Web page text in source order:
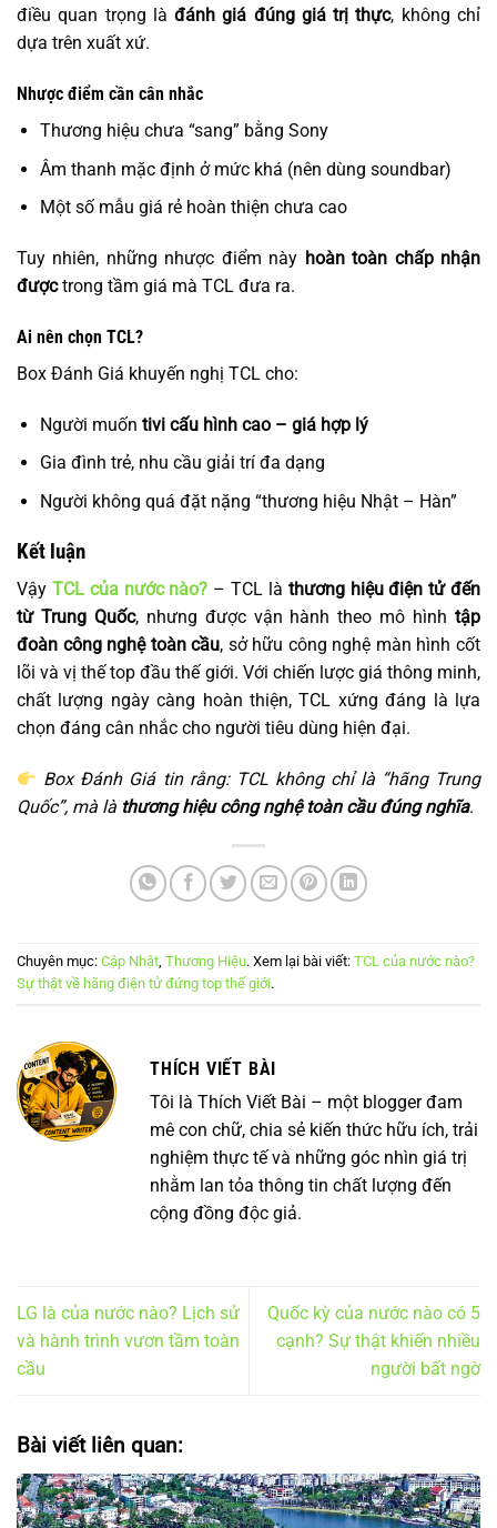
điều quan trọng làđánh giá đúng giá trị thực, không chỉ
dựa trên xuất xứ.
Nhược điểm cần cân nhắc
Thương hiệu chưa “sang” bằng Sony
Âm thanh mặc định ở mức khá (nên dùng soundbar)
Một số mẫu giá rẻ hoàn thiện chưa cao
Tuy nhiên, những nhược điểm này hoàn toàn chấp nhận
đượctrong tầm giá mà TCL đưa ra.
Ai nên chọn TCL?
Box Đánh Giá khuyến nghị TCL cho:
Người muốn tivi cấu hình cao – giá hợp lý
Gia đình trẻ, nhu cầu giải trí đa dạng
Người không quá đặt nặng “thương hiệu Nhật – Hàn”
Kết luận
Vậy TCL của nước nào? – TCL là thương hiệu điện tử đến
từ Trung Quốc, nhưng được vận hành theo mô hìnhtập
đoàn công nghệ toàn cầu, sở hữu công nghệ màn hình cốt
lõi và vị thế top đầu thế giới. Với chiến lược giá thông minh,
chất lượng ngày càng hoàn thiện, TCL xứng đáng là lựa
chọn đáng cân nhắc cho người tiêu dùng hiện đại.
Box Đánh Giá tin rằng: TCL không chỉ là “hãng Trung
Quốc”, mà là thương hiệu công nghệ toàn cầu đúng nghĩa.
Chuyên mục: Cập Nhật, Thương Hiệu. Xem lại bài viết: TCL của nước nào?
Sự thật về hãng điện tử đứng top thế giới.
THÍCH VIẾT BÀI
Tôi là Thích Viết Bài – một blogger đam
mê con chữ, chia sẻ kiến thức hữu ích, trải
nghiệm thực tế và những góc nhìn giá trị
nhằm lan tỏa thông tin chất lượng đến
cộng đồng độc giả.
LG là của nước nào? Lịch sử
và hành trình vươn tầm toàn
cầu
Quốc kỳ của nước nào có 5
cạnh? Sự thật khiến nhiều
người bất ngờ
Bài viết liên quan: